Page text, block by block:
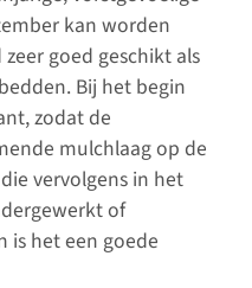
kan worden
goed geschikt als
Bij het begin
zodat de
mulchlaag op de
vervolgens in het
of
is het een goede